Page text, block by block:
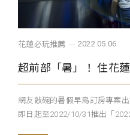
花蓮必玩推薦 2022.05.06
網友敲碗的暑假早鳥訂房專案出
即日起至2022/10/31推出「